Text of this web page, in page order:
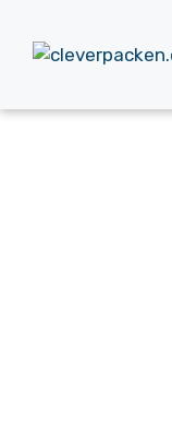
Inhalt
springen